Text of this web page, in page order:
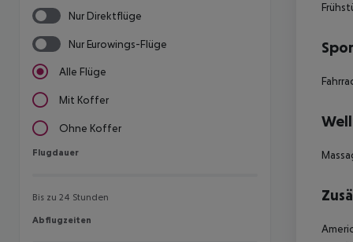
Nur Direktflüge
Nur Eurowings-Flüge
Alle Flüge
Mit Koffer
Ohne Koffer
Flugdauer
Flugdauer
Bis zu 24 Stunden
Abflugzeiten
Abflugzeiten